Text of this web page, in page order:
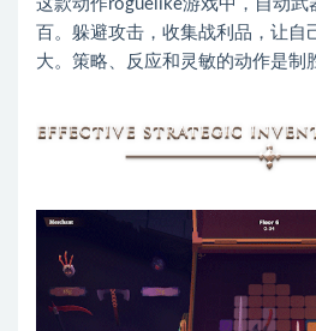
这款动作roguelike游戏中，自动武
百。躲避攻击，收集战利品，让自
大。策略、反应和灵敏的动作是制